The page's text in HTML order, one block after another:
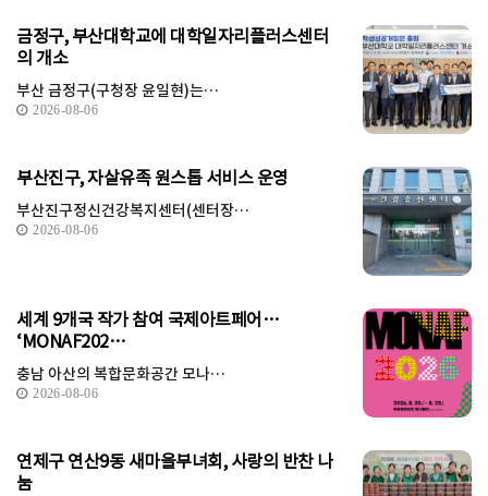
금정구, 부산대학교에 대학일자리플러스센터
의 개소
부산 금정구(구청장 윤일현)는…
2026-08-06
부산진구, 자살유족 원스톱 서비스 운영
부산진구정신건강복지센터(센터장…
2026-08-06
세계 9개국 작가 참여 국제아트페어…
‘MONAF202…
충남 아산의 복합문화공간 모나…
2026-08-06
연제구 연산9동 새마을부녀회, 사랑의 반찬 나
눔